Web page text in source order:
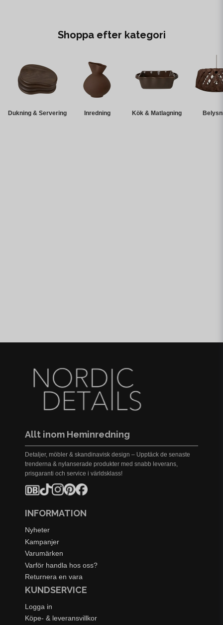
Shoppa efter kategori
Dukning & Servering Inredning Kök & Matlagning
Allt inom Heminredning
Detaljer, möbler & skandinavisk design – Upptäck de senaste
trenderna & nylanserade produkter med snabb leverans,
prisgaranti och service i världsklass!
INFORMATION
Nyheter
Kampanjer
Varumärken
Varför handla hos oss?
Returnera en vara
KUNDSERVICE
Logga in
Köpe- & leveransvillkor